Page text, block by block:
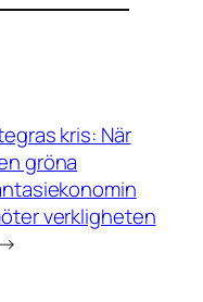
kris: När
gröna
verkligheten
→